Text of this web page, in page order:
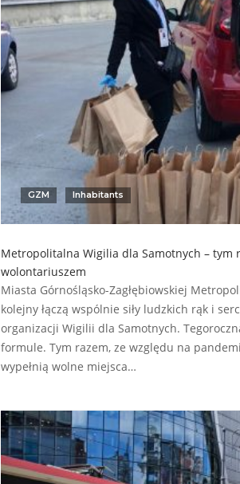
GZM Inhabitants
Metropolitalna Wigilia dla Samotnych – tym
wolontariuszem
Miasta Górnośląsko-Zagłębiowskiej
kolejny łączą wspólnie siły ludzkich rąk i
organizacji Wigilii dla Samotnych.
formule. Tym razem, ze względu na
wypełnią wolne miejsca…